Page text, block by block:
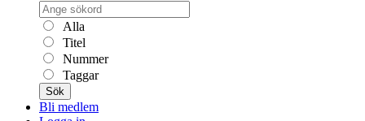
Alla
Titel
Nummer
Taggar
Sök
Bli medlem